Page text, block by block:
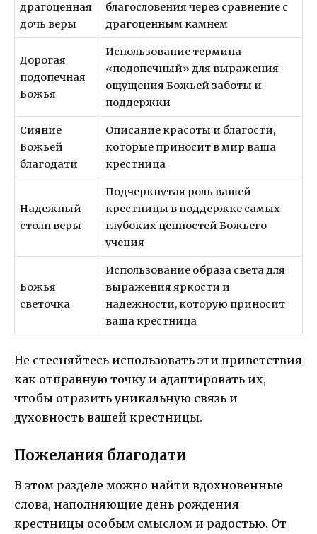
драгоценная
дочь веры
благословения через сравнение с
драгоценным камнем
Дорогая
подопечная
Божья
Использование термина
«подопечный» для выражения
ощущения Божьей заботы и
поддержки
Сияние
Божьей
благодати
Описание красоты и благости,
которые приносит в мир ваша
крестница
Надежный
столп веры
Подчеркнутая роль вашей
крестницы в поддержке самых
глубоких ценностей Божьего
учения
Божья
светочка
Использование образа света для
выражения яркости и
надежности, которую приносит
ваша крестница
Не стесняйтесь использовать эти приветствия
как отправную точку и адаптировать их,
чтобы отразить уникальную связь и
духовность вашей крестницы.
Пожелания благодати
В этом разделе можно найти вдохновенные
слова, наполняющие день рождения
крестницы особым смыслом и радостью. От